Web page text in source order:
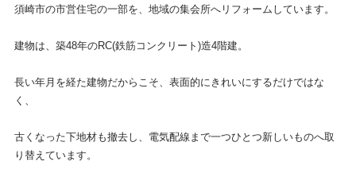
須崎市の市営住宅の一部を、地域の集会所へリフォームしています。
建物は、築48年のRC(鉄筋コンクリート)造4階建。
長い年月を経た建物だからこそ、表面的にきれいにするだけではな
く、
古くなった下地材も撤去し、電気配線まで一つひとつ新しいものへ取
り替えています。